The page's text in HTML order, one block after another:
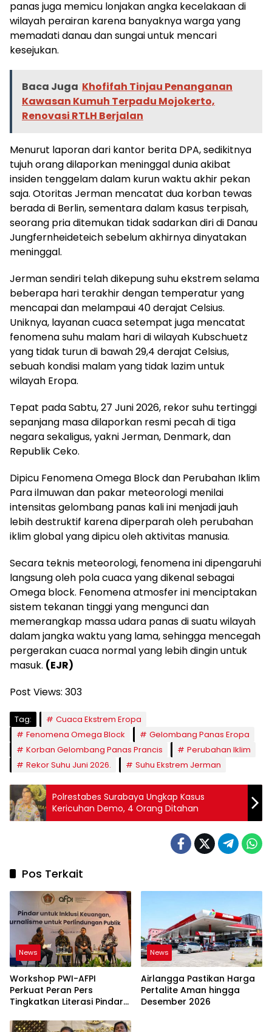
panas juga memicu lonjakan angka kecelakaan di
wilayah perairan karena banyaknya warga yang
memadati danau dan sungai untuk mencari
kesejukan.
Baca Juga Khofifah Tinjau Penanganan
Kawasan Kumuh Terpadu Mojokerto,
Renovasi RTLH Berjalan
Menurut laporan dari kantor berita DPA, sedikitnya
tujuh orang dilaporkan meninggal dunia akibat
insiden tenggelam dalam kurun waktu akhir pekan
saja. Otoritas Jerman mencatat dua korban tewas
berada di Berlin, sementara dalam kasus terpisah,
seorang pria ditemukan tidak sadarkan diri di Danau
Jungfernheideteich sebelum akhirnya dinyatakan
meninggal.
Jerman sendiri telah dikepung suhu ekstrem selama
beberapa hari terakhir dengan temperatur yang
mencapai dan melampaui 40 derajat Celsius.
Uniknya, layanan cuaca setempat juga mencatat
fenomena suhu malam hari di wilayah Kubschuetz
yang tidak turun di bawah 29,4 derajat Celsius,
sebuah kondisi malam yang tidak lazim untuk
wilayah Eropa.
Tepat pada Sabtu, 27 Juni 2026, rekor suhu tertinggi
sepanjang masa dilaporkan resmi pecah di tiga
negara sekaligus, yakni Jerman, Denmark, dan
Republik Ceko.
Dipicu Fenomena Omega Block dan Perubahan Iklim
Para ilmuwan dan pakar meteorologi menilai
intensitas gelombang panas kali ini menjadi jauh
lebih destruktif karena diperparah oleh perubahan
iklim global yang dipicu oleh aktivitas manusia.
Secara teknis meteorologi, fenomena ini dipengaruhi
langsung oleh pola cuaca yang dikenal sebagai
Omega block. Fenomena atmosfer ini menciptakan
sistem tekanan tinggi yang mengunci dan
memerangkap massa udara panas di suatu wilayah
dalam jangka waktu yang lama, sehingga mencegah
pergerakan cuaca normal yang lebih dingin untuk
masuk. (EJR)
Post Views: 303
Tag:
Cuaca Ekstrem Eropa
Fenomena Omega Block
Gelombang Panas Eropa
Korban Gelombang Panas Prancis
Perubahan Iklim
Rekor Suhu Juni 2026.
Suhu Ekstrem Jerman
Polrestabes Surabaya Ungkap Kasus
Kericuhan Demo, 4 Orang Ditahan
Pos Terkait
News
Workshop PWI-AFPI
Perkuat Peran Pers
Tingkatkan Literasi Pindar
Masyarakat
News
Airlangga Pastikan Harga
Pertalite Aman hingga
Desember 2026